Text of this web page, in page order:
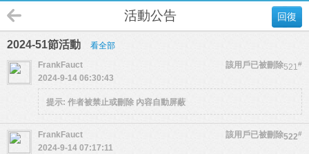
回復
活動公告
2024-51節活動 看全部
521#
FrankFauct
該用戶已被刪除
2024-9-14 06:30:43
提示: 作者被禁止或刪除 內容自動屏蔽
522#
FrankFauct
該用戶已被刪除
2024-9-14 07:17:11